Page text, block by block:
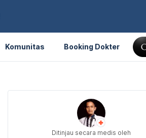
Komunitas Booking Dokter
Ditinjau secara medis oleh